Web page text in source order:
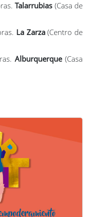
Talarrubias (Casa de
La Zarza(Centro de
Alburquerque(Casa